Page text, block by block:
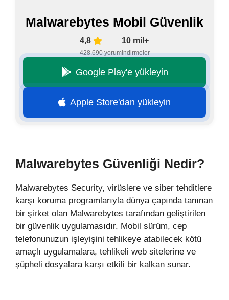
Malwarebytes Mobil Güvenlik
4,8
428.690 yorum
10 mil+
indirmeler
Google Play'e yükleyin
Apple Store'dan yükleyin
Malwarebytes Güvenliği Nedir?
Malwarebytes Security, virüslere ve siber tehditlere
karşı koruma programlarıyla dünya çapında tanınan
bir şirket olan Malwarebytes tarafından geliştirilen
bir güvenlik uygulamasıdır. Mobil sürüm, cep
telefonunuzun işleyişini tehlikeye atabilecek kötü
amaçlı uygulamalara, tehlikeli web sitelerine ve
şüpheli dosyalara karşı etkili bir kalkan sunar.